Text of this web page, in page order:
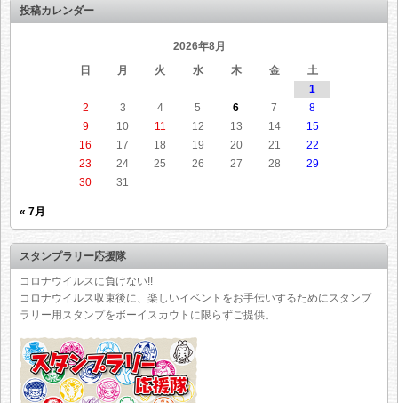
投稿カレンダー
2026年8月
日
月 火 水 木 金
土
1
2
3 4 5 6 7
8
9
10 11 12 13 14
15
16
17 18 19 20 21
22
23
24 25 26 27 28
29
30
31
« 7月
スタンプラリー応援隊
コロナウイルスに負けない!!
コロナウイルス収束後に、楽しいイベントをお手伝いするためにスタンプ
ラリー用スタンプをボーイスカウトに限らずご提供。